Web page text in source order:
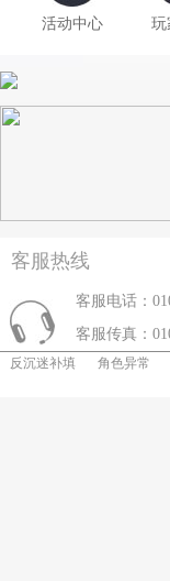
活动中心 玩
客服热线
客服电话：
客服传真：
反沉迷补填 角色异常